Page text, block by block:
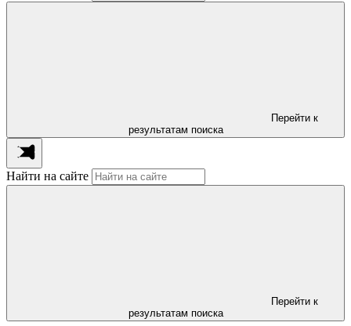
Перейти к
результатам поиска
Найти на сайте
Перейти к
результатам поиска